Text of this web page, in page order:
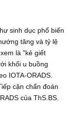
sinh dục phổ biến
tăng và tỷ lệ
là "kẻ giết
khối u buồng
IOTA-ORADS.
cận chẩn đoán
của ThS.BS.